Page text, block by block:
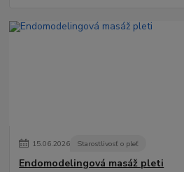
15.06.2026 Starostlivosť o pleť
Endomodelingová masáž pleti